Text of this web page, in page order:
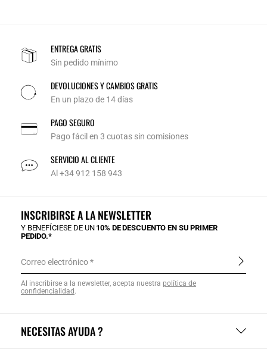
ENTREGA GRATIS
Sin pedido mínimo
DEVOLUCIONES Y CAMBIOS GRATIS
En un plazo de 14 días
PAGO SEGURO
Pago fácil en 3 cuotas sin comisiones
SERVICIO AL CLIENTE
Al +34 912 158 943
NECESITAS AYUDA ?
INSCRIBIRSE A LA NEWSLETTER
Y BENEFÍCIESE DE UN 10% DE DESCUENTO EN SU PRIMER
PEDIDO.*
Correo electrónico
Al inscribirse a la newsletter, acepta nuestra política de
confidencialidad.